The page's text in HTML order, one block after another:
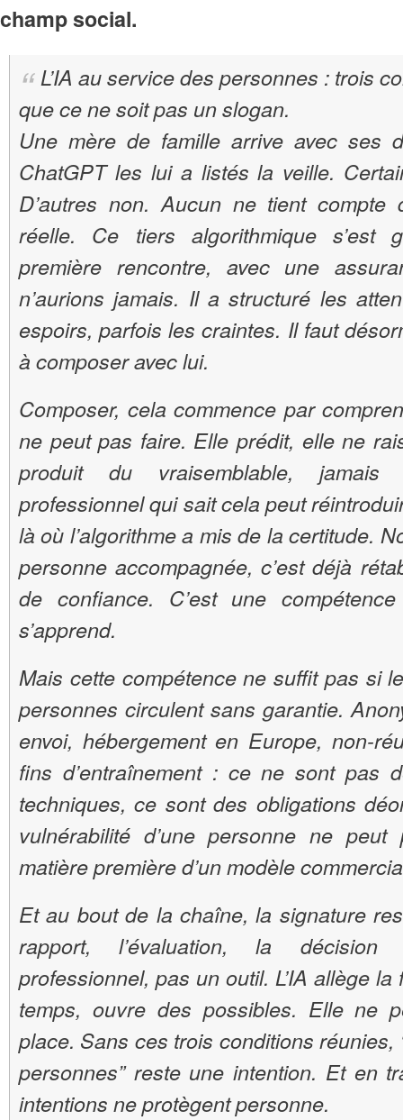
champ social.
L’IA au service des personnes : trois
que ce ne soit pas un slogan.
Une mère de famille arrive avec ses
ChatGPT les lui a listés la veille.
D’autres non. Aucun ne tient compte
réelle. Ce tiers algorithmique s’est
première rencontre, avec une
n’aurions jamais. Il a structuré les
espoirs, parfois les craintes. Il faut
à composer avec lui.
Composer, cela commence par
ne peut pas faire. Elle prédit, elle ne
produit du vraisemblable,
professionnel qui sait cela peut
là où l’algorithme a mis de la certitude.
personne accompagnée, c’est déjà
de confiance. C’est une
s’apprend.
Mais cette compétence ne suffit pas si
personnes circulent sans garantie.
envoi, hébergement en Europe, non-
fins d’entraînement : ce ne sont pas
techniques, ce sont des obligations
vulnérabilité d’une personne ne
matière première d’un modèle
Et au bout de la chaîne, la signature
rapport, l’évaluation, la décision
professionnel, pas un outil. L’IA allège
temps, ouvre des possibles. Elle ne
place. Sans ces trois conditions réunies,
personnes” reste une intention. Et en
intentions ne protègent personne.